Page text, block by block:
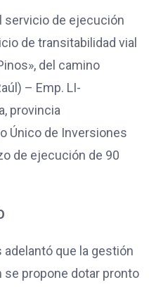
servicio de ejecución
de transitabilidad vial
del camino
– Emp. LI-
provincia
Único de Inversiones
de ejecución de 90
adelantó que la gestión
se propone dotar pronto